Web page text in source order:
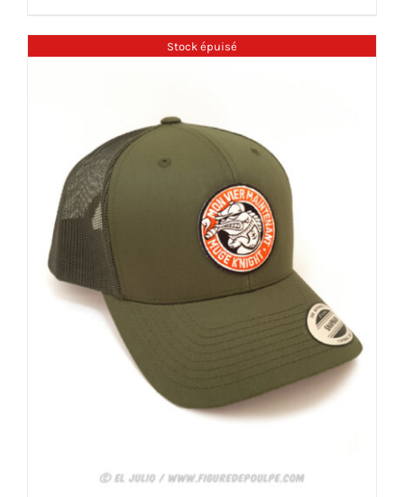
Stock épuisé